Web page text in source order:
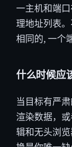
一主机和端
理地址列表
相同的, 一个
什么时候应
当目标有严
渲染数据，
辑和无头浏